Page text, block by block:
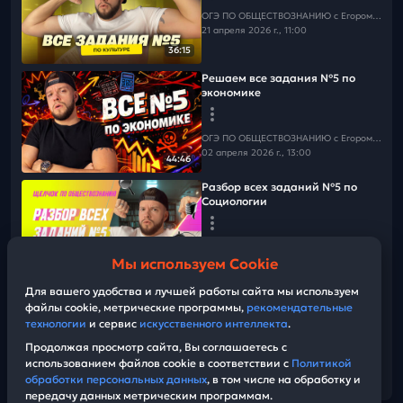
📲Макс
36:15
21 апреля 2026 г., 11:00
44:46
Решаем все задания №5 по
экономике
ОГЭ ПО ОБЩЕСТВОЗНАНИЮ c Егором Кантом
02 апреля 2026 г., 13:00
17:47
Разбор всех заданий №5 по
Социологии
17 мая 2026 г., 07:00
Решаем все задания №5 по
Конституции и Праву
16 апреля 2026 г., 13:00
Мы используем Cookie
Для вашего удобства и лучшей работы сайта мы используем
файлы cookie, метрические программы, рекомендательные
технологии и сервис искусственного интеллекта.
Продолжая просмотр сайта, Вы соглашаетесь с
использованием файлов cookie в соответствии с Политикой
обработки персональных данных, в том числе на обработку и
передачу данных метрическим программам.